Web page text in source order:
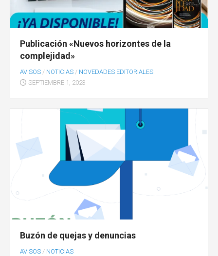
Publicación «Nuevos horizontes de la
complejidad»
AVISOS / NOTICIAS / NOVEDADES EDITORIALES
SEPTIEMBRE 1, 2023
Buzón de quejas y denuncias
AVISOS / NOTICIAS